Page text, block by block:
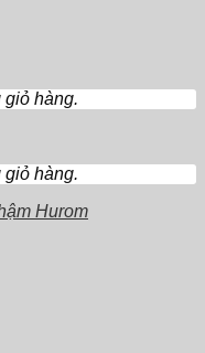
giỏ hàng.
giỏ hàng.
Hurom